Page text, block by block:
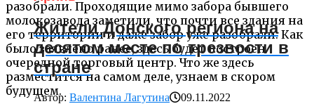
разобрали. Проходящие мимо забора бывшего
молокозавода заметили, что почти все здания на
его территории и даже забор уже разобрали. Как
было заявлено ранее, здесь будет построен
очередной торговый центр. Что же здесь
разместится на самом деле, узнаем в скором
будущем.
Жители Донского региона на
десятом месте по трезвости в
стране
Автор: Валентина Лагутина
09.11.2022